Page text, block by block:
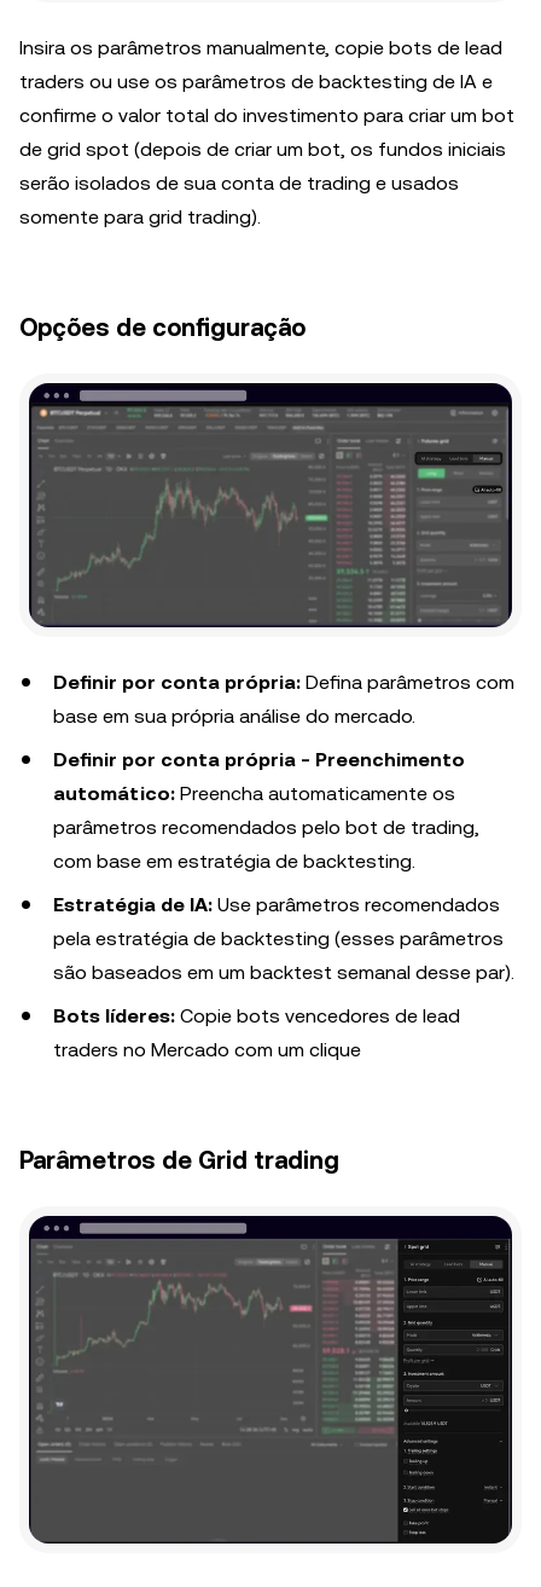
Insira os parâmetros manualmente, copie bots de lead
traders ou use os parâmetros de backtesting de IA e
confirme o valor total do investimento para criar um bot
de grid spot (depois de criar um bot, os fundos iniciais
serão isolados de sua conta de trading e usados
somente para grid trading).
Opções de configuração
Definir por conta própria: Defina parâmetros com
base em sua própria análise do mercado.
Definir por conta própria - Preenchimento
automático: Preencha automaticamente os
parâmetros recomendados pelo bot de trading,
com base em estratégia de backtesting.
Estratégia de IA: Use parâmetros recomendados
pela estratégia de backtesting (esses parâmetros
são baseados em um backtest semanal desse par).
Bots líderes: Copie bots vencedores de lead
traders no Mercado com um clique
Parâmetros de Grid trading